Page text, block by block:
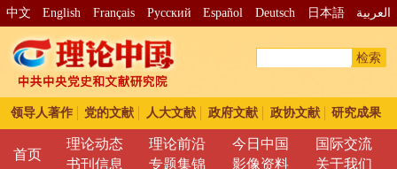
中文 English Français Pусский Español Deutsch 日本語 العربية
检索
领导人著作 党的文献 人大文献 政府文献 政协文献 研究成果
首页
理论动态 理论前沿 今日中国
国际交流
书刊信息
专题集锦 影像资料 关于我们